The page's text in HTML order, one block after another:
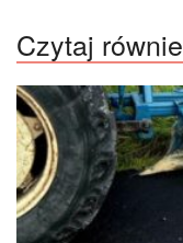
Czytaj